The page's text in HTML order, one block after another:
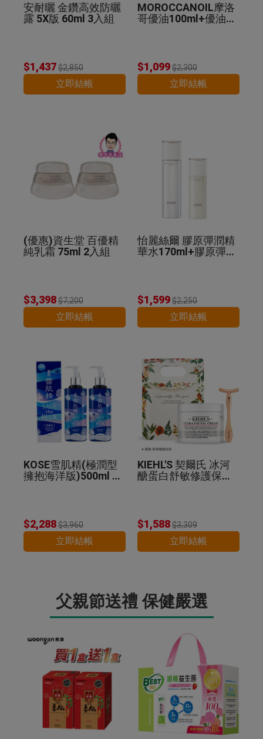
安耐曬 金鑽高效防曬
露 5X版 60ml 3入組
$1,437$2,850
立即結帳
MOROCCANOIL摩洛
哥優油100ml+優油MI
$1,099$2,300
立即結帳
(優惠)資生堂 百優精
純乳霜 75ml 2入組
$3,398$7,200
立即結帳
怡麗絲爾 膠原彈潤精
華水170ml+膠原彈潤
$1,599$2,250
立即結帳
KOSE雪肌精(極潤型
擁抱海洋版)500ml 2
$2,288$3,960
立即結帳
KIEHL'S 契爾氏 冰河
醣蛋白舒敏修護保濕
$1,588$3,309
立即結帳
父親節送禮 保健嚴選